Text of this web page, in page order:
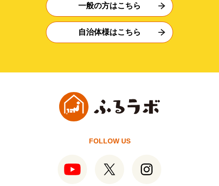
一般の方はこちら
自治体様はこちら
FOLLOW US